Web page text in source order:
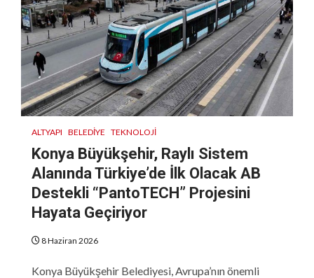
ALTYAPI BELEDIYE TEKNOLOJI
Konya Büyükşehir, Raylı Sistem
Alanında Türkiye’de İlk Olacak AB
Destekli “PantoTECH” Projesini
Hayata Geçiriyor
8 Haziran 2026
Konya Büyükşehir Belediyesi, Avrupa’nın önemli